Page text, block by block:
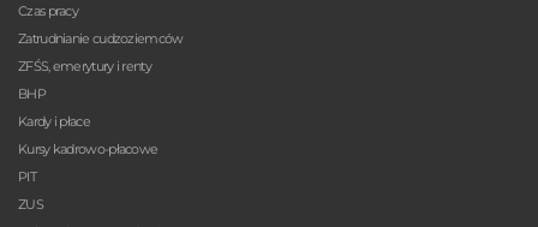
Czas pracy
Zatrudnianie cudzoziemców
ZFŚS, emerytury i renty
BHP
Kardy i płace
Kursy kadrowo-płacowe
PIT
ZUS